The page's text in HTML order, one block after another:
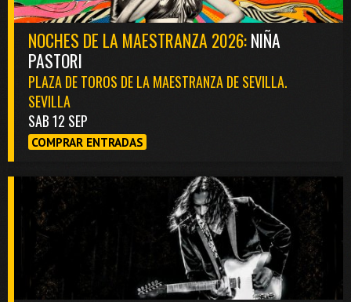
NOCHES DE LA MAESTRANZA 2026:NIÑA
PASTORI
PLAZA DE TOROS DE LA MAESTRANZA DE SEVILLA.
SEVILLA
SAB 12 SEP
COMPRAR ENTRADAS